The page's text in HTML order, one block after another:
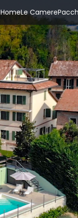
HomeLe Camere